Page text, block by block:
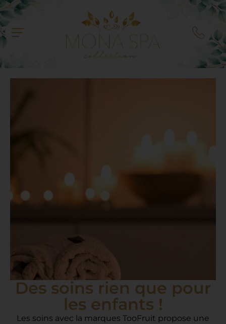
Nos Soins enfants
Des soins rien que pour
les enfants !
Les soins avec la marques TooFruit propose une